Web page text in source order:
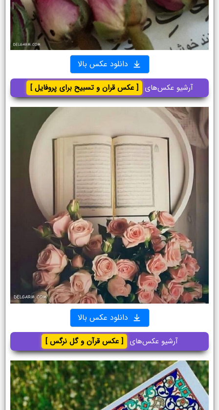
دانلود عکس بالا
آرشیو عکس‌های [ عکس قران و تسبیح برای پروفایل ]
دانلود عکس بالا
آرشیو عکس‌های [ عکس قرآن و گل نرگس ]